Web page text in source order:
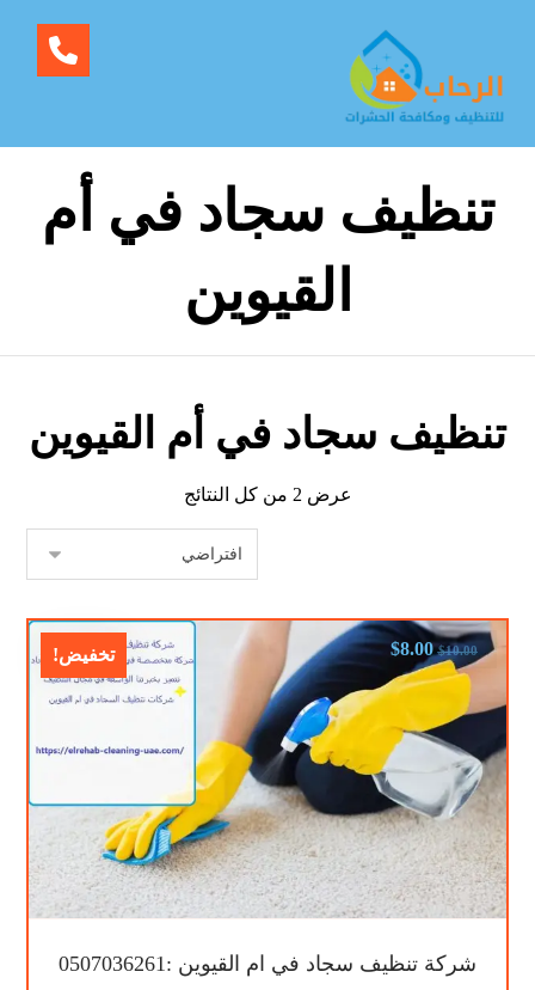
تنظيف سجاد في أم
القيوين
تنظيف سجاد في أم القيوين
عرض ⁦2⁩ من كل النتائج
تخفيض!
شركة تنظيف سجاد في ام القيوين :0507036261
$10.00
$8.00